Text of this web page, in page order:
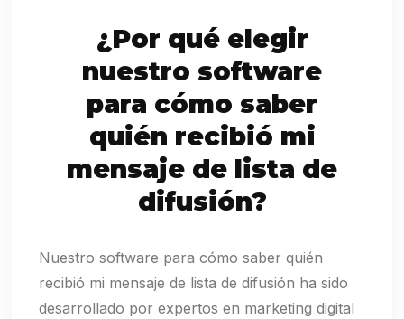
¿Por qué elegir
nuestro software
para cómo saber
quién recibió mi
mensaje de lista de
difusión?
Nuestro software para cómo saber quién
recibió mi mensaje de lista de difusión ha sido
desarrollado por expertos en marketing digital